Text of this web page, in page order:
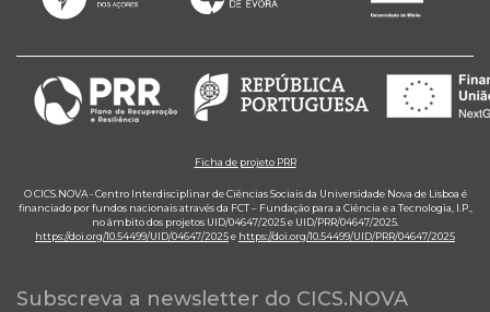
Ficha de projeto PRR
O CICS.NOVA - Centro Interdisciplinar de Ciências Sociais da Universidade Nova de Lisboa é
financiado por fundos nacionais através da FCT – Fundação para a Ciência e a Tecnologia, I.P.,
no âmbito dos projetos UID/04647/2025 e UID/PRR/04647/2025.
https://doi.org/10.54499/UID/04647/2025e https://doi.org/10.54499/UID/PRR/04647/2025
Subscreva a newsletter do CICS.NOVA